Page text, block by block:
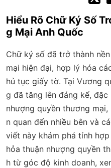
Hiểu Rõ Chữ Ký Số
g Mại Anh Quốc
Chữ ký số đã trở thành
mại hiện đại, hợp lý hóa
hủ tục giấy tờ. Tại Vương
g đã tăng lên đáng kể,
nhượng quyền thương
n quan đến nhiều bên và
viết này khám phá tính
hỏa thuận nhượng quyền
h từ góc độ kinh doanh,